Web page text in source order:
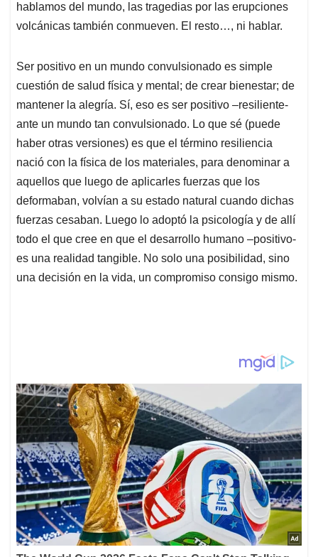
hablamos del mundo, las tragedias por las erupciones
volcánicas también conmueven. El resto…, ni hablar.
Ser positivo en un mundo convulsionado es simple
cuestión de salud física y mental; de crear bienestar; de
mantener la alegría. Sí, eso es ser positivo –resiliente-
ante un mundo tan convulsionado. Lo que sé (puede
haber otras versiones) es que el término resiliencia
nació con la física de los materiales, para denominar a
aquellos que luego de aplicarles fuerzas que los
deformaban, volvían a su estado natural cuando dichas
fuerzas cesaban. Luego lo adoptó la psicología y de allí
todo el que cree en que el desarrollo humano –positivo-
es una realidad tangible. No solo una posibilidad, sino
una decisión en la vida, un compromiso consigo mismo.